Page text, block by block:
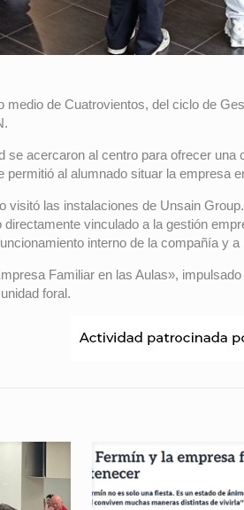
de Cuatrovientos, del ciclo de
se acercaron al centro para ofrecer
al alumnado situar la empresa
visitó las instalaciones de Unsain
vinculado a la gestión
interno de la compañía
Familiar en las Aulas»,
foral.